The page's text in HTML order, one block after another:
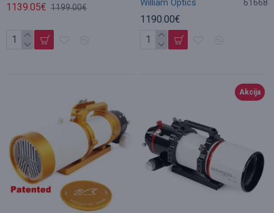
1139.05€ 1199.00€ William Optics 61668
1190.00€
Akcija